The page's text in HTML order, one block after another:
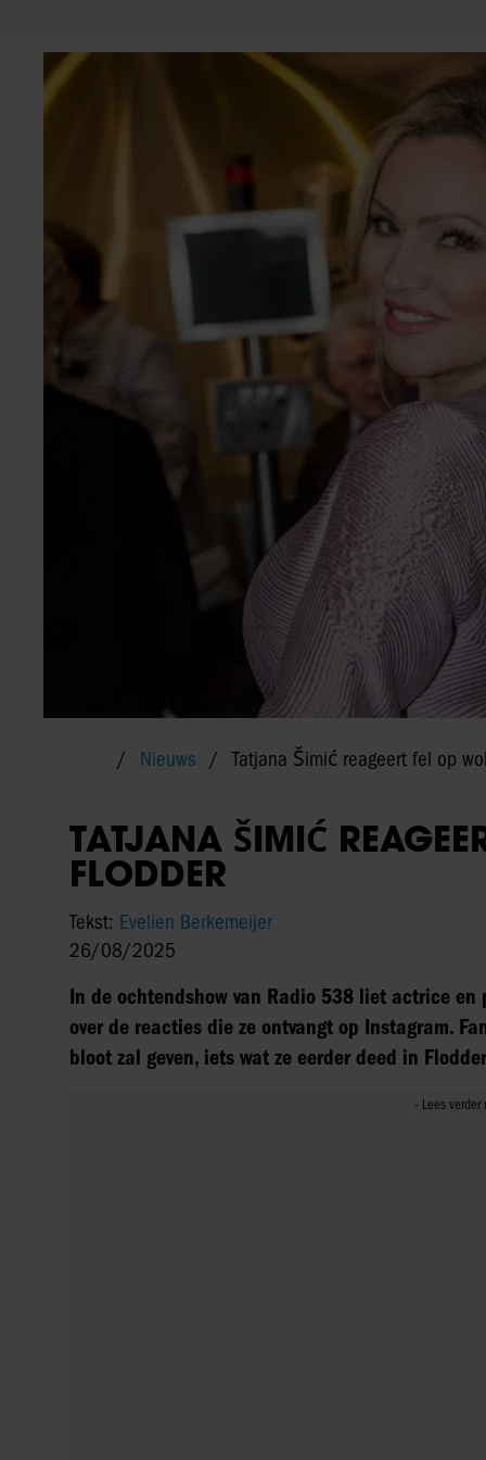
Nieuws Tatjana Šimić reageert fel op
TATJANA ŠIMIĆ
FLODDER
Tekst: Evelien Berkemeijer
26/08/2025
In de ochtendshow van Radio 538 liet actrice
over de reacties die ze ontvangt op Instagram.
bloot zal geven, iets wat ze eerder deed in